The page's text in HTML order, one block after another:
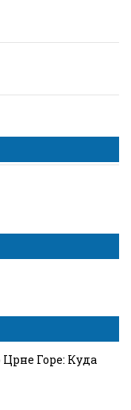
Црне Горе: Куда